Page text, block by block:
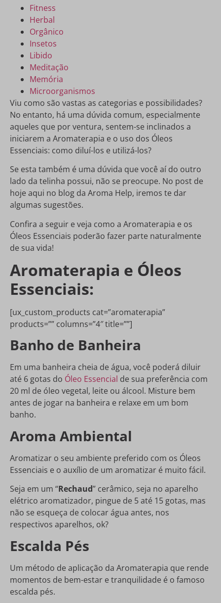
Fitness
Herbal
Orgânico
Insetos
Libido
Meditação
Memória
Microorganismos
Viu como são vastas as categorias e possibilidades?
No entanto, há uma dúvida comum, especialmente
aqueles que por ventura, sentem-se inclinados a
iniciarem a Aromaterapia e o uso dos Óleos
Essenciais: como diluí-los e utilizá-los?
Se esta também é uma dúvida que você aí do outro
lado da telinha possui, não se preocupe. No post de
hoje aqui no blog da Aroma Help, iremos te dar
algumas sugestões.
Confira a seguir e veja como a Aromaterapia e os
Óleos Essenciais poderão fazer parte naturalmente
de sua vida!
Aromaterapia e Óleos
Essenciais:
[ux_custom_products cat=”aromaterapia”
products=”” columns=”4″ title=””]
Banho de Banheira
Em uma banheira cheia de água, você poderá diluir
até 6 gotas do Óleo Essencial de sua preferência com
20 ml de óleo vegetal, leite ou álcool. Misture bem
antes de jogar na banheira e relaxe em um bom
banho.
Aroma Ambiental
Aromatizar o seu ambiente preferido com os Óleos
Essenciais e o auxílio de um aromatizar é muito fácil.
Seja em um “Rechaud” cerâmico, seja no aparelho
elétrico aromatizador, pingue de 5 até 15 gotas, mas
não se esqueça de colocar água antes, nos
respectivos aparelhos, ok?
Escalda Pés
Um método de aplicação da Aromaterapia que rende
momentos de bem-estar e tranquilidade é o famoso
escalda pés.